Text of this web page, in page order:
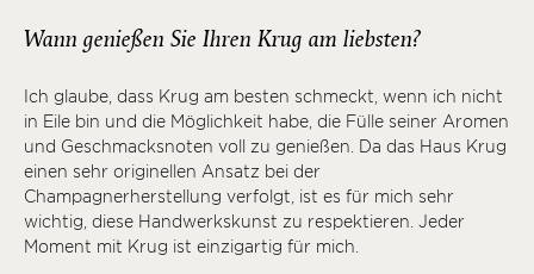
Wann genießen Sie Ihren Krug am liebsten?
Ich glaube, dass Krug am besten schmeckt, wenn ich nicht
in Eile bin und die Möglichkeit habe, die Fülle seiner Aromen
und Geschmacksnoten voll zu genießen. Da das Haus Krug
einen sehr originellen Ansatz bei der
Champagnerherstellung verfolgt, ist es für mich sehr
wichtig, diese Handwerkskunst zu respektieren. Jeder
Moment mit Krug ist einzigartig für mich.